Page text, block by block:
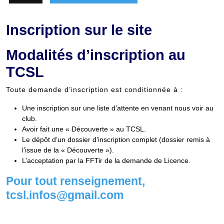
Inscription sur le site
Modalités d’inscription au
TCSL
Toute demande d’inscription est conditionnée à :
Une inscription sur une liste d’attente en venant nous voir au
club.
Avoir fait une « Découverte » au TCSL.
Le dépôt d’un dossier d’inscription complet (dossier remis à
l’issue de la « Découverte »).
L’acceptation par la FFTir de la demande de Licence.
Pour tout renseignement,
tcsl.infos@gmail.com